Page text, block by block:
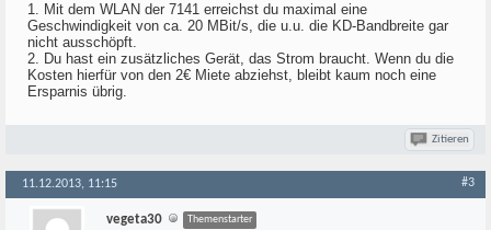
1. Mit dem WLAN der 7141 erreichst du maximal eine
Geschwindigkeit von ca. 20 MBit/s, die u.u. die KD-Bandbreite gar
nicht ausschöpft.
2. Du hast ein zusätzliches Gerät, das Strom braucht. Wenn du die
Kosten hierfür von den 2€ Miete abziehst, bleibt kaum noch eine
Ersparnis übrig.
Zitieren
11.12.2013, 11:15 #3
vegeta30 Themenstarter